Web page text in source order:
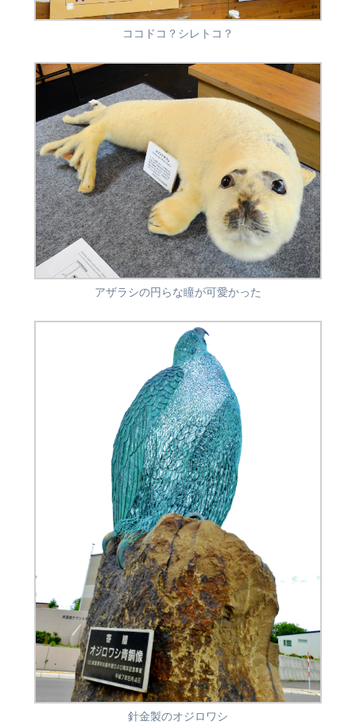
ココドコ？シレトコ？
アザラシの円らな瞳が可愛かった
針金製のオジロワシ